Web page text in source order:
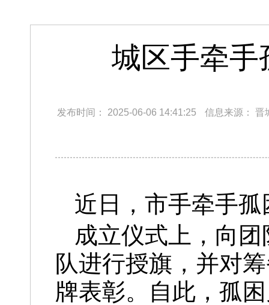
城区手牵手
发布时间： 2025-06-06 14:41:25 信息来源： 晋
近日，市手牵手
成立仪式上，向
队进行授旗，并对
牌表彰。自此，孤